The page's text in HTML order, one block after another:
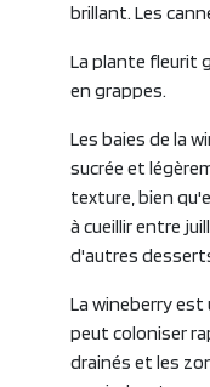
brillant. Les
La plante fleurit
en grappes.
Les baies de la
sucrée et
texture, bien
à cueillir entre
d'autres
La wineberry
peut coloniser
drainés et les